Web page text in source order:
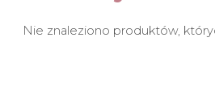
Nie znaleziono produktów,